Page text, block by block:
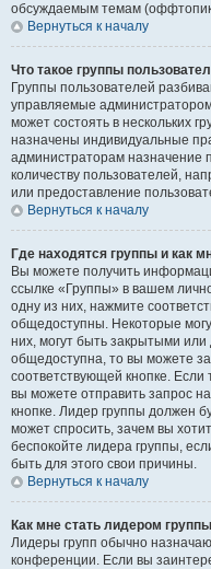
обсуждаемым темам
Вернуться к началу
Что такое группы
Группы пользователей
управляемые
может состоять в нескольких
назначены индивидуальные
администраторам назначение
количеству пользователей,
или предоставление
Вернуться к началу
Где находятся группы и как
Вы можете получить
ссылке «Группы» в вашем
одну из них, нажмите
общедоступны. Некоторые
них, могут быть закрытыми
общедоступна, то вы можете
соответствующей кнопке. Если
вы можете отправить запрос
кнопке. Лидер группы должен
может спросить, зачем вы
беспокойте лидера группы,
быть для этого свои причины.
Вернуться к началу
Как мне стать лидером
Лидеры групп обычно
конференции. Если вы